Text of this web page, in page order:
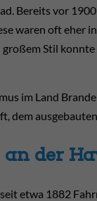
Bereits vor
waren oft eher
Stil
im Land
dem
der
etwa 1882